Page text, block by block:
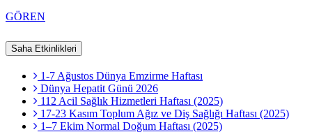
GÖREN
Saha Etkinlikleri
1-7 Ağustos Dünya Emzirme Haftası
Dünya Hepatit Günü 2026
112 Acil Sağlık Hizmetleri Haftası (2025)
17-23 Kasım Toplum Ağız ve Diş Sağlığı Haftası (2025)
1–7 Ekim Normal Doğum Haftası (2025)